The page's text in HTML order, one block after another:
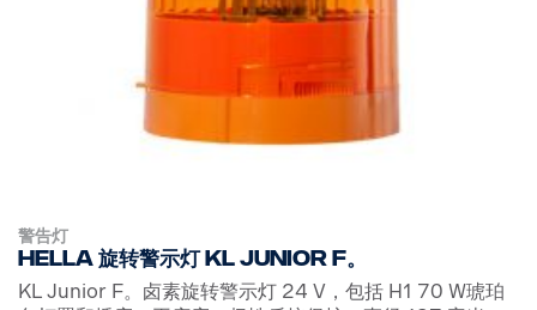
警告灯
Hella 旋转警示灯 KL Junior F。
KL Junior F。卤素旋转警示灯 24 V，包括 H1 70 W琥珀